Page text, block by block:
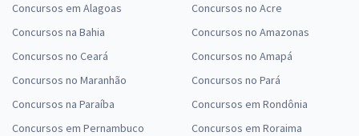
Concursos em Alagoas
Concursos na Bahia
Concursos no Ceará
Concursos no Maranhão
Concursos na Paraíba
Concursos em Pernambuco
Concursos no Acre
Concursos no Amazonas
Concursos no Amapá
Concursos no Pará
Concursos em Rondônia
Concursos em Roraima